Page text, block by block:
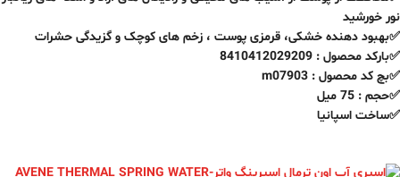
نور خورشید
✅بهبود دهنده خشکی، قرمزی پوست ، زخم های کوچک و گزیدگی حشرات
✅بارکد محصول : 8410412029209
✅بچ کد محصول : m07903
✅حجم : 75 میل
✅ساخت اسپانیا